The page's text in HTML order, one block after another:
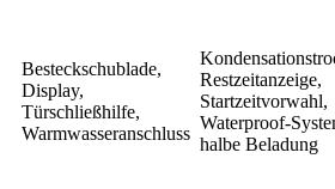
Besteckschublade,
Display,
Türschließhilfe,
Warmwasseranschluss
Restzeitanzeige,
Startzeitvorwahl,
Waterproof-
halbe Beladung